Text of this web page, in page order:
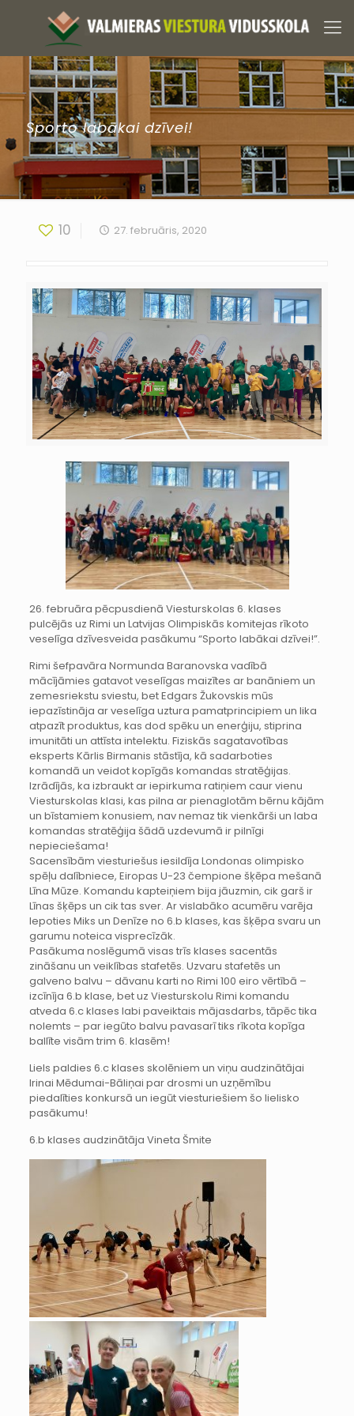
Sporto labākai dzīvei!
10 27. februāris, 2020
26. februāra pēcpusdienā Viesturskolas 6. klases
pulcējās uz Rimi un Latvijas Olimpiskās komitejas rīkoto
veselīga dzīvesveida pasākumu “Sporto labākai dzīvei!”.
Rimi šefpavāra Normunda Baranovska vadībā
mācījāmies gatavot veselīgas maizītes ar banāniem un
zemesriekstu sviestu, bet Edgars Žukovskis mūs
iepazīstināja ar veselīga uztura pamatprincipiem un lika
atpazīt produktus, kas dod spēku un enerģiju, stiprina
imunitāti un attīsta intelektu. Fiziskās sagatavotības
eksperts Kārlis Birmanis stāstīja, kā sadarboties
komandā un veidot kopīgās komandas stratēģijas.
Izrādījās, ka izbraukt ar iepirkuma ratiņiem caur vienu
Viesturskolas klasi, kas pilna ar pienaglotām bērnu kājām
un bīstamiem konusiem, nav nemaz tik vienkārši un laba
komandas stratēģija šādā uzdevumā ir pilnīgi
nepieciešama!
Sacensībām viesturiešus iesildīja Londonas olimpisko
spēļu dalībniece, Eiropas U-23 čempione šķēpa mešanā
Līna Mūze. Komandu kapteiņiem bija jāuzmin, cik garš ir
Līnas šķēps un cik tas sver. Ar vislabāko acumēru varēja
lepoties Miks un Denīze no 6.b klases, kas šķēpa svaru un
garumu noteica visprecīzāk.
Pasākuma noslēgumā visas trīs klases sacentās
zināšanu un veiklības stafetēs. Uzvaru stafetēs un
galveno balvu – dāvanu karti no Rimi 100 eiro vērtībā –
izcīnīja 6.b klase, bet uz Viesturskolu Rimi komandu
atveda 6.c klases labi paveiktais mājasdarbs, tāpēc tika
nolemts – par iegūto balvu pavasarī tiks rīkota kopīga
ballīte visām trim 6. klasēm!
Liels paldies 6.c klases skolēniem un viņu audzinātājai
Irinai Mēdumai-Bāliņai par drosmi un uzņēmību
piedalīties konkursā un iegūt viesturiešiem šo lielisko
pasākumu!
6.b klases audzinātāja Vineta Šmite